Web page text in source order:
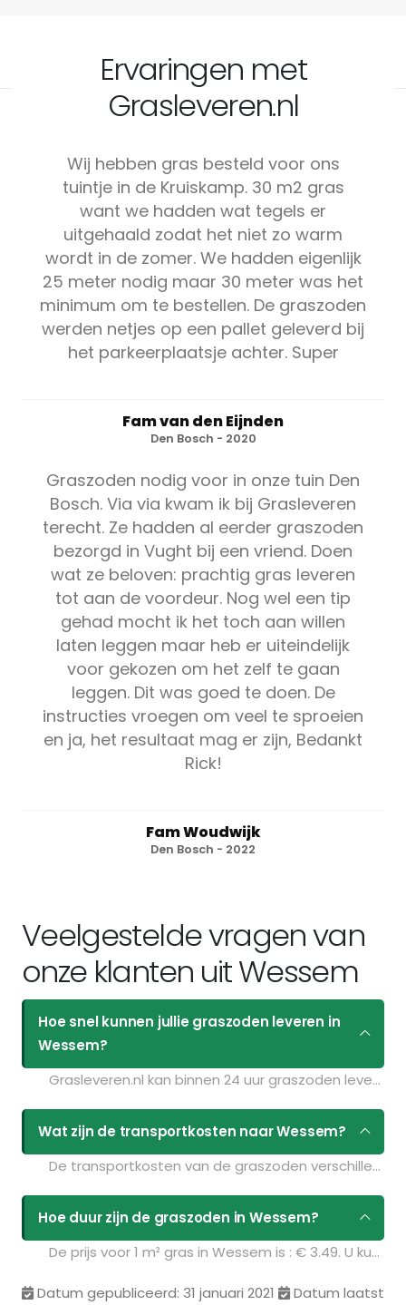
Ervaringen met
Grasleveren.nl
Wij hebben gras besteld voor ons
tuintje in de Kruiskamp. 30 m2 gras
want we hadden wat tegels er
uitgehaald zodat het niet zo warm
wordt in de zomer. We hadden eigenlijk
25 meter nodig maar 30 meter was het
minimum om te bestellen. De graszoden
werden netjes op een pallet geleverd bij
het parkeerplaatsje achter. Super
Fam van den Eijnden
Den Bosch - 2020
Graszoden nodig voor in onze tuin Den
Bosch. Via via kwam ik bij Grasleveren
terecht. Ze hadden al eerder graszoden
bezorgd in Vught bij een vriend. Doen
wat ze beloven: prachtig gras leveren
tot aan de voordeur. Nog wel een tip
gehad mocht ik het toch aan willen
laten leggen maar heb er uiteindelijk
voor gekozen om het zelf te gaan
leggen. Dit was goed te doen. De
instructies vroegen om veel te sproeien
en ja, het resultaat mag er zijn, Bedankt
Rick!
Fam Woudwijk
Den Bosch - 2022
Veelgestelde vragen van
onze klanten uit Wessem
Hoe snel kunnen jullie graszoden leveren in
Wessem?
Grasleveren.nl kan binnen 24 uur graszoden leveren in Wessem. Als u bijvoorbeeld graszoden op maandag bestelt voor 11:30 kunt u ze de volgende dag geleverd krijgen. Kijk voor de actuele leverdagen op de pagina
Wat zijn de transportkosten naar Wessem?
De transportkosten van de graszoden verschillen per postcodegebied en zijn afhankelijk van de hoeveelheid graszoden die u bestelt. Bent u benieuwd naar de prijzen? Vul uw gegevens in op de pagina
Hoe duur zijn de graszoden in Wessem?
De prijs voor 1 m² gras in Wessem is : € 3.49. U kunt deze graszoden bestellen via de volgende link:
Datum gepubliceerd: 31 januari 2021
Datum laatst